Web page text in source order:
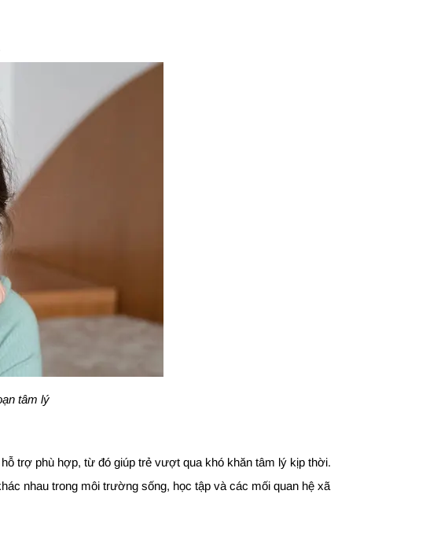
tâm lý
trợ phù hợp, từ đó giúp trẻ vượt qua khó khăn tâm lý kịp thời.
nhau trong môi trường sống, học tập và các mối quan hệ xã